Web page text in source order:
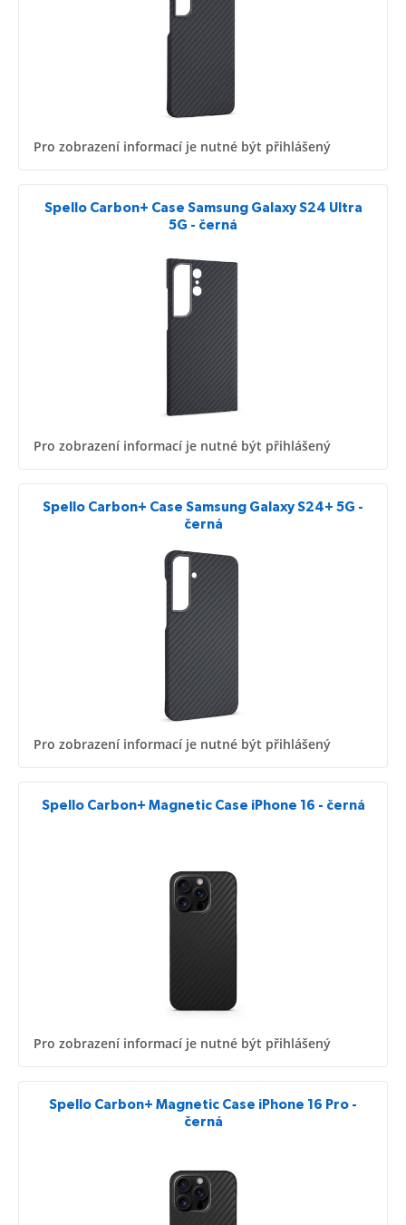
Pro zobrazení informací je nutné být přihlášený
Spello Carbon+ Case Samsung Galaxy S24 Ultra
5G - černá
Pro zobrazení informací je nutné být přihlášený
Spello Carbon+ Case Samsung Galaxy S24+ 5G -
černá
Pro zobrazení informací je nutné být přihlášený
Spello Carbon+ Magnetic Case iPhone 16 - černá
Pro zobrazení informací je nutné být přihlášený
Spello Carbon+ Magnetic Case iPhone 16 Pro -
černá